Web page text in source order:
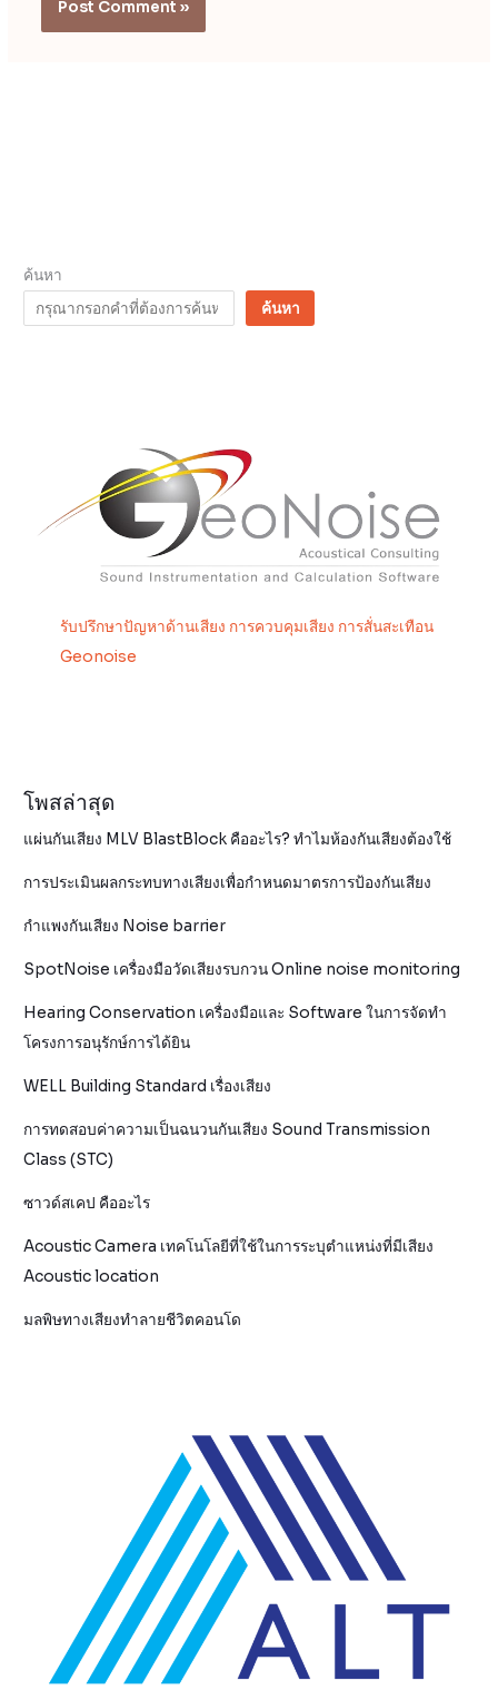
ค้นหา
ค้นหา
รับปรึกษาปัญหาด้านเสียง การควบคุมเสียง การสั่นสะเทือน
Geonoise
โพสล่าสุด
แผ่นกันเสียง MLV BlastBlock คืออะไร? ทำไมห้องกันเสียงต้องใช้
การประเมินผลกระทบทางเสียงเพื่อกำหนดมาตรการป้องกันเสียง
กำแพงกันเสียง Noise barrier
SpotNoise เครื่องมือวัดเสียงรบกวน Online noise monitoring
Hearing Conservation เครื่องมือและ Software ในการจัดทำ
โครงการอนุรักษ์การได้ยิน
WELL Building Standard เรื่องเสียง
การทดสอบค่าความเป็นฉนวนกันเสียง Sound Transmission
Class (STC)
ซาวด์สเคป คืออะไร
Acoustic Camera เทคโนโลยีที่ใช้ในการระบุตำแหน่งที่มีเสียง
Acoustic location
มลพิษทางเสียงทำลายชีวิตคอนโด